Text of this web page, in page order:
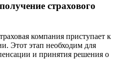
страхового
компания приступает к
Этот этап необходим для
и принятия решения о